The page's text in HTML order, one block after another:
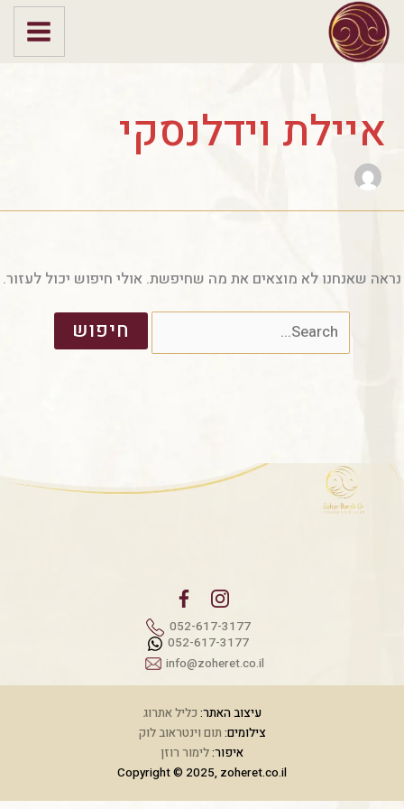
דילוג
לתוכן
איילת וידלנסקי
נראה שאנחנו לא מוצאים את מה שחיפשת. אולי חיפוש יכול לעזור.
Search
for:
052-617-3177
052-617-3177
info@zoheret.co.il
עיצוב האתר: כליל אתרוג
צילומים: תום וינטראוב לוק
איפור:לימור רוזן
Copyright © 2025, zoheret.co.il